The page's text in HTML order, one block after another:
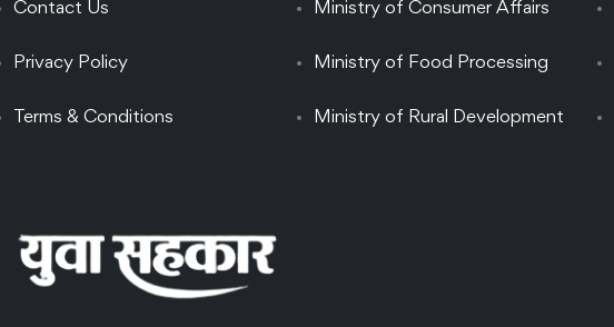
Contact Us
Privacy Policy
Terms & Conditions
Ministry of Consumer Affairs
Ministry of Food Processing
Ministry of Rural Development